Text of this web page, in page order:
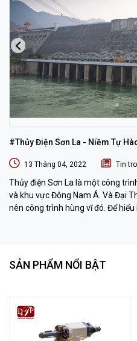
#Thủy Điện Sơn La - Niềm Tự
13 Tháng 04, 2022 Tin
Thủy điện Sơn La là một công
và khu vực Đông Nam Á. Và Đại
nên công trình hùng vĩ đó. Để hiểu
SẢN PHẨM NỔI BẬT